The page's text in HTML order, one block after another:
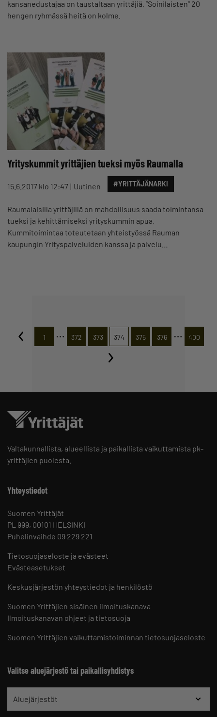
kansanedustajaa on taustaltaan yrittäjiä. ”Soinilaisten” 20
hengen ryhmässä heitä on kolme.
Yrityskummit yrittäjien tueksi myös Raumalla
15.6.2017 klo 12:47 Uutinen #YRITTÄJÄNARKI
Raumalaisilla yrittäjillä on mahdollisuus saada toimintansa
tueksi ja kehittämiseksi yrityskummin apua.
Kummitoimintaa toteutetaan yhteistyössä Rauman
kaupungin Yrityspalveluiden kanssa ja palvelu…
1 … 372 373 374 375 376 … 400
Valtakunnallista, alueellista ja paikallista vaikuttamista pk-
yrittäjien puolesta.
Yhteystiedot
Suomen Yrittäjät
PL 999, 00101 HELSINKI
Puhelinvaihde 09 229 221
Tietosuojaseloste ja evästeet
Evästeasetukset
Keskusjärjestön yhteystiedot ja henkilöstö
Suomen Yrittäjien sisäinen ilmoituskanava
Ilmoituskanavan ohjeet ja tietosuoja
Suomen Yrittäjien vaikuttamistoiminnan tietosuojaseloste
Valitse aluejärjestö tai paikallisyhdistys
Aluejärjestöt